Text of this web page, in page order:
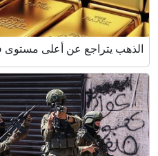
الذهب يتراجع عن أعلى مستوى في 7